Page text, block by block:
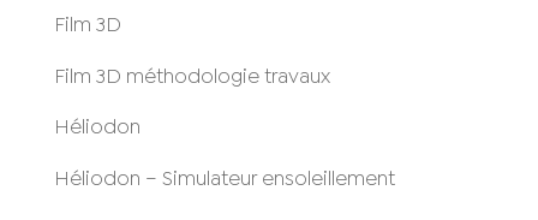
Film 3D
Film 3D méthodologie travaux
Héliodon
Héliodon – Simulateur ensoleillement